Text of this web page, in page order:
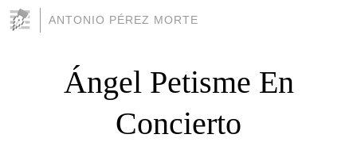
ANTONIO PÉREZ MORTE
Ángel Petisme En
Concierto